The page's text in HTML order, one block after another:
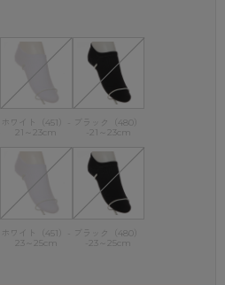
ホワイト（451）-
21～23cm
ブラック（480）
-21～23cm
ホワイト（451）-
23～25cm
ブラック（480）
-23～25cm